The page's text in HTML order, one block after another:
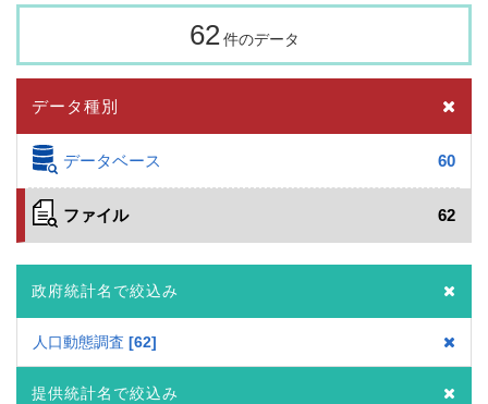
62 件のデータ
データ種別
データベース 60
ファイル 62
政府統計名で絞込み
人口動態調査 62
提供統計名で絞込み